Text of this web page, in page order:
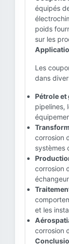
équipés
poids
sur les
Les
dans
Pétrole et
pipelines,
corrosion
systèmes
corrosion
et les
corrosion